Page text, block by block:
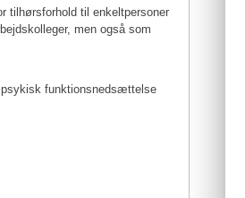
tilhørsforhold til enkeltpersoner
men også som
funktionsnedsættelse